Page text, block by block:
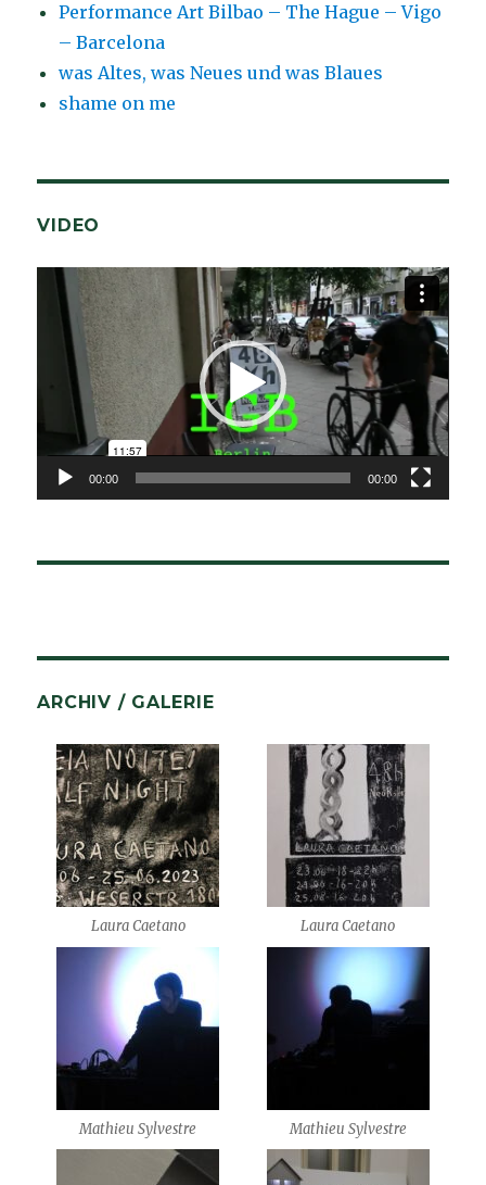
Performance Art Bilbao – The Hague – Vigo
– Barcelona
was Altes, was Neues und was Blaues
shame on me
VIDEO
Video-
Player
00:00 00:00
ARCHIV / GALERIE
Laura Caetano Laura Caetano
Mathieu Sylvestre Mathieu Sylvestre